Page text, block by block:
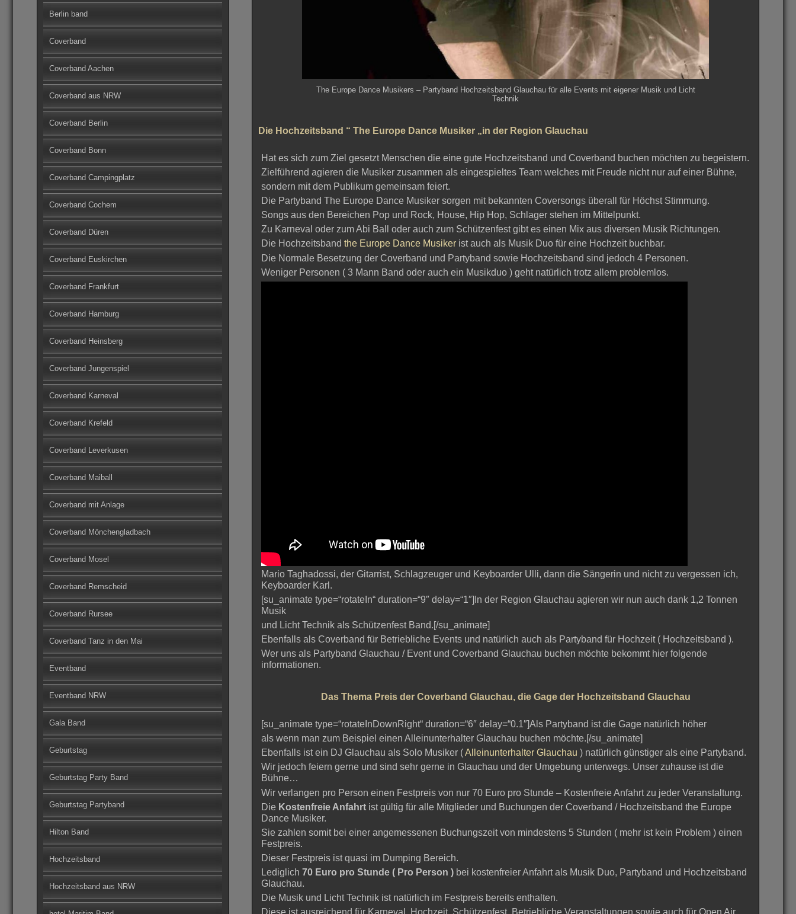
The Europe Dance Musikers – Partyband Hochzeitsband Glauchau für alle Events mit eigener Musik und Licht
Technik
Die Hochzeitsband “ The Europe Dance Musiker „in der Region Glauchau
Hat es sich zum Ziel gesetzt Menschen die eine gute Hochzeitsband und Coverband buchen möchten zu begeistern.
Zielführend agieren die Musiker zusammen als eingespieltes Team welches mit Freude nicht nur auf einer Bühne,
sondern mit dem Publikum gemeinsam feiert.
Die Partyband The Europe Dance Musiker sorgen mit bekannten Coversongs überall für Höchst Stimmung.
Songs aus den Bereichen Pop und Rock, House, Hip Hop, Schlager stehen im Mittelpunkt.
Zu Karneval oder zum Abi Ball oder auch zum Schützenfest gibt es einen Mix aus diversen Musik Richtungen.
Die Hochzeitsbandthe Europe Dance Musiker ist auch als Musik Duo für eine Hochzeit buchbar.
Die Normale Besetzung der Coverband und Partyband sowie Hochzeitsband sind jedoch 4 Personen.
Weniger Personen ( 3 Mann Band oder auch ein Musikduo ) geht natürlich trotz allem problemlos.
Mario Taghadossi, der Gitarrist, Schlagzeuger und Keyboarder Ulli, dann die Sängerin und nicht zu vergessen ich,
Keyboarder Karl.
[su_animate type=“rotateIn“ duration=“9″ delay=“1″]In der Region Glauchau agieren wir nun auch dank 1,2 Tonnen
Musik
und Licht Technik als Schützenfest Band.[/su_animate]
Ebenfalls als Coverband für Betriebliche Events und natürlich auch als Partyband für Hochzeit ( Hochzeitsband ).
Wer uns als Partyband Glauchau / Event und Coverband Glauchau buchen möchte bekommt hier folgende
informationen.
Das Thema Preis der Coverband Glauchau, die Gage der Hochzeitsband Glauchau
[su_animate type=“rotateInDownRight“ duration=“6″ delay=“0.1″]Als Partyband ist die Gage natürlich höher
als wenn man zum Beispiel einen Alleinunterhalter Glauchau buchen möchte.[/su_animate]
Ebenfalls ist ein DJ Glauchau als Solo Musiker (Alleinunterhalter Glauchau ) natürlich günstiger als eine Partyband.
Wir jedoch feiern gerne und sind sehr gerne in Glauchau und der Umgebung unterwegs. Unser zuhause ist die
Bühne…
Wir verlangen pro Person einen Festpreis von nur 70 Euro pro Stunde – Kostenfreie Anfahrt zu jeder Veranstaltung.
Die Kostenfreie Anfahrt ist gültig für alle Mitglieder und Buchungen der Coverband / Hochzeitsband the Europe
Dance Musiker.
Sie zahlen somit bei einer angemessenen Buchungszeit von mindestens 5 Stunden ( mehr ist kein Problem ) einen
Festpreis.
Dieser Festpreis ist quasi im Dumping Bereich.
Lediglich70 Euro pro Stunde ( Pro Person ) bei kostenfreier Anfahrt als Musik Duo, Partyband und Hochzeitsband
Glauchau.
Die Musik und Licht Technik ist natürlich im Festpreis bereits enthalten.
Berlin band
Coverband
Coverband Aachen
Coverband aus NRW
Coverband Berlin
Coverband Bonn
Coverband Campingplatz
Coverband Cochem
Coverband Düren
Coverband Euskirchen
Coverband Frankfurt
Coverband Hamburg
Coverband Heinsberg
Coverband Jungenspiel
Coverband Karneval
Coverband Krefeld
Coverband Leverkusen
Coverband Maiball
Coverband mit Anlage
Coverband Mönchengladbach
Coverband Mosel
Coverband Remscheid
Coverband Rursee
Coverband Tanz in den Mai
Eventband
Eventband NRW
Gala Band
Geburtstag
Geburtstag Party Band
Geburtstag Partyband
Hilton Band
Hochzeitsband
Hochzeitsband aus NRW